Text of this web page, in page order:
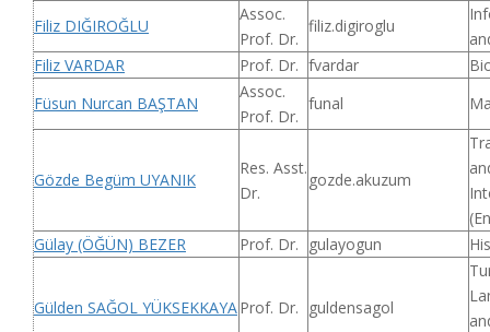
Filiz DIĞIROĞLU
Assoc.
Prof. Dr.
filiz.digiroglu
Filiz VARDAR
Prof. Dr. fvardar
Füsun Nurcan BAŞTAN
Assoc.
Prof. Dr.
funal
Gözde Begüm UYANIK
Res. Asst.
Dr.
gozde.akuzum
Gülay (ÖĞÜN) BEZER
Prof. Dr. gulayogun
Gülden SAĞOL YÜKSEKKAYAProf. Dr. guldensagol